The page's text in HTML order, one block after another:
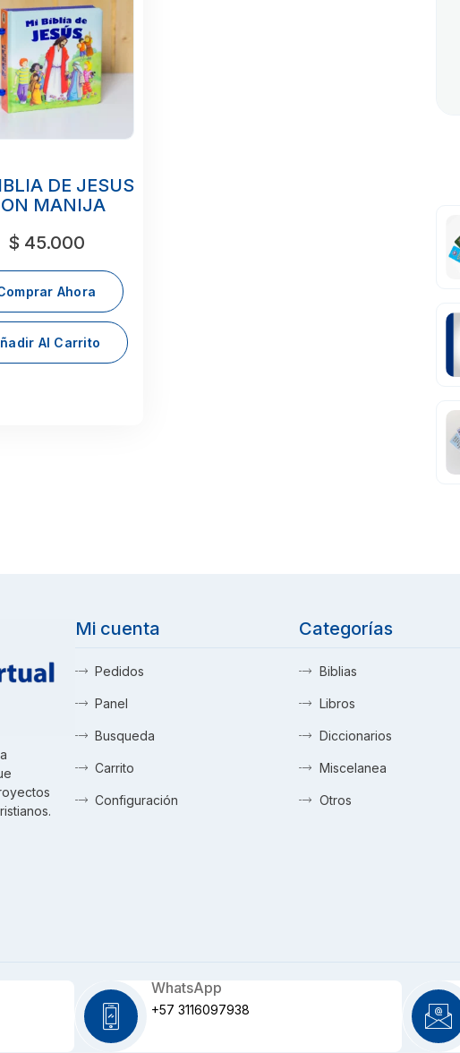
DE JESUS
MANIJA
$ 45.000
Ahora
Al Carrito
Mi cuenta
Pedidos
Panel
Busqueda
Carrito
Configuración
Categorías
Biblias
Libros
Diccionarios
Miscelanea
Otros
WhatsApp
+57 3116097938